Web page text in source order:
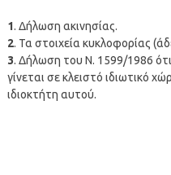
1. Δήλωση ακινησίας.
2. Τα στοιχεία κυκλοφορίας
3. Δήλωση του Ν. 1599/1986
γίνεται σε κλειστό ιδιωτικό
ιδιοκτήτη αυτού.